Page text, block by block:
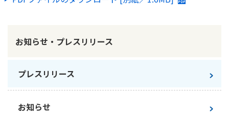
かんぽプラチナライフサービス
ご契約のしおり・約款（Web約款）
保険用語集
お問い合わせ
保険料のお払込方法
保険用語集
すこやか健康ラボ
お知らせ・プレスリリース
プレスリリース
お知らせ